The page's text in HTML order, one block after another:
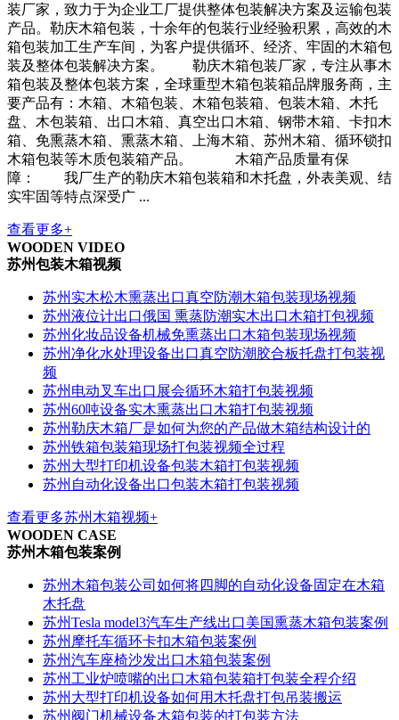
装厂家，致力于为企业工厂提供整体包装解决方案及运输包装
产品。勒庆木箱包装，十余年的包装行业经验积累，高效的木
箱包装加工生产车间，为客户提供循环、经济、牢固的木箱包
装及整体包装解决方案。 勒庆木箱包装厂家，专注从事木
箱包装及整体包装方案，全球重型木箱包装箱品牌服务商，主
要产品有：木箱、木箱包装、木箱包装箱、包装木箱、木托
盘、木包装箱、出口木箱、真空出口木箱、钢带木箱、卡扣木
箱、免熏蒸木箱、熏蒸木箱、上海木箱、苏州木箱、循环锁扣
木箱包装等木质包装箱产品。 木箱产品质量有保
障： 我厂生产的勒庆木箱包装箱和木托盘，外表美观、结
实牢固等特点深受广 ...
查看更多+
WOODEN VIDEO
苏州包装木箱视频
苏州实木松木熏蒸出口真空防潮木箱包装现场视频
苏州液位计出口俄国 熏蒸防潮实木出口木箱打包视频
苏州化妆品设备机械免熏蒸出口木箱包装现场视频
苏州净化水处理设备出口真空防潮胶合板托盘打包装视
频
苏州电动叉车出口展会循环木箱打包装视频
苏州60吨设备实木熏蒸出口木箱打包装视频
苏州勒庆木箱厂是如何为您的产品做木箱结构设计的
苏州铁箱包装箱现场打包装视频全过程
苏州大型打印机设备包装木箱打包装视频
苏州自动化设备出口包装木箱打包装视频
查看更多苏州木箱视频+
WOODEN CASE
苏州木箱包装案例
苏州木箱包装公司如何将四脚的自动化设备固定在木箱
木托盘
苏州Tesla model3汽车生产线出口美国熏蒸木箱包装案例
苏州摩托车循环卡扣木箱包装案例
苏州汽车座椅沙发出口木箱包装案例
苏州工业炉喷嘴的出口木箱包装箱打包装全程介绍
苏州大型打印机设备如何用木托盘打包吊装搬运
苏州阀门机械设备木箱包装的打包装方法